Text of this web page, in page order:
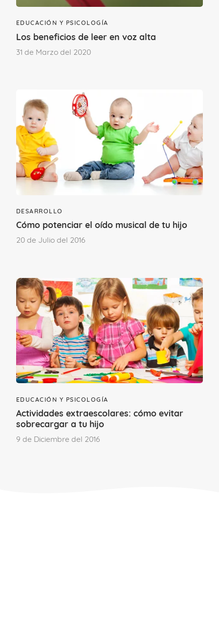
mucho. Para nosotros el Cluedo es uno
href="https://juegaycrece.com/mejores-
juegos-mesa-familiares/">otro
artículo</a> con buenas ideas de juegos
de mesa para jugar en familia.
Ver respuestas
EDUCACIÓN Y PSICOLOGÍA
Los beneficios de leer en voz alta
31 de Marzo del 2020
DESARROLLO
Cómo potenciar el oído musical de tu hijo
20 de Julio del 2016
EDUCACIÓN Y PSICOLOGÍA
Actividades extraescolares: cómo evitar
sobrecargar a tu hijo
9 de Diciembre del 2016